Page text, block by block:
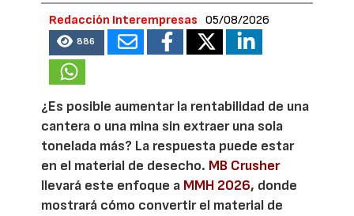
Redacción Interempresas 05/08/2026
886
¿Es posible aumentar la rentabilidad de una
cantera o una mina sin extraer una sola
tonelada más? La respuesta puede estar
en el material de desecho. MB Crusher
llevará este enfoque a MMH 2026, donde
mostrará cómo convertir el material de